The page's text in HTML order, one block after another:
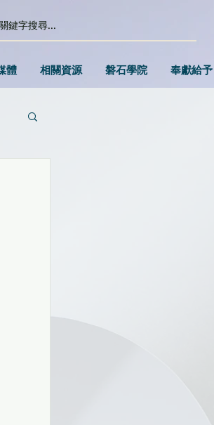
體 相關資源 磐石學院 奉獻給予